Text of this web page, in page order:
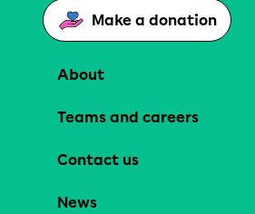
Make a donation
About
Teams and careers
Contact us
News